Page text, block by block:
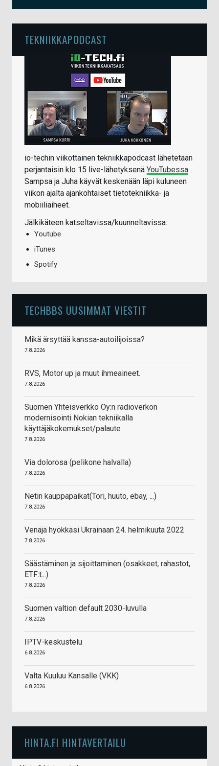
TEKNIIKKAPODCAST
io-techin viikottainen tekniikkapodcast lähetetään
perjantaisin klo 15 live-lähetyksenä YouTubessa.
Sampsa ja Juha käyvät keskenään läpi kuluneen
viikon ajalta ajankohtaiset tietotekniikka- ja
mobiiliaiheet.
Jälkikäteen katseltavissa/kuunneltavissa:
Youtube
iTunes
Spotify
TECHBBS UUSIMMAT VIESTIT
Mikä ärsyttää kanssa-autoilijoissa?
7.8.2026
RVS, Motor up ja muut ihmeaineet.
7.8.2026
Suomen Yhteisverkko Oy:n radioverkon
modernisointi Nokian tekniikalla
käyttäjäkokemukset/palaute
7.8.2026
Via dolorosa (pelikone halvalla)
7.8.2026
Netin kauppapaikat(Tori, huuto, ebay, ...)
7.8.2026
Venäjä hyökkäsi Ukrainaan 24. helmikuuta 2022
7.8.2026
Säästäminen ja sijoittaminen (osakkeet, rahastot,
ETF:t...)
7.8.2026
Suomen valtion default 2030-luvulla
7.8.2026
IPTV-keskustelu
6.8.2026
Valta Kuuluu Kansalle (VKK)
6.8.2026
HINTA.FI HINTAVERTAILU